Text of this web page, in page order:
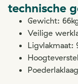
technische
Gewicht:
Veilige